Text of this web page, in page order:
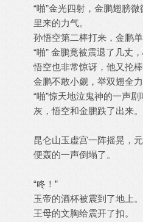
“啪”金光四射，金鹏翅膀
里来的力气。
孙悟空第二棒打来，金鹏单
“啪” 金鹏竟被震退了几丈
悟空也非常惊讶，他又抡棒
金鹏不敢小觑，举双翅全力
“啪”惊天地泣鬼神的一声
灰，悟空和金鹏跌了出来。
昆仑山玉虚宫一阵摇晃，
便轰的一声倒塌了。
“咚！”
玉帝的酒杯被震到了地上。
王母的文胸给震开了扣。